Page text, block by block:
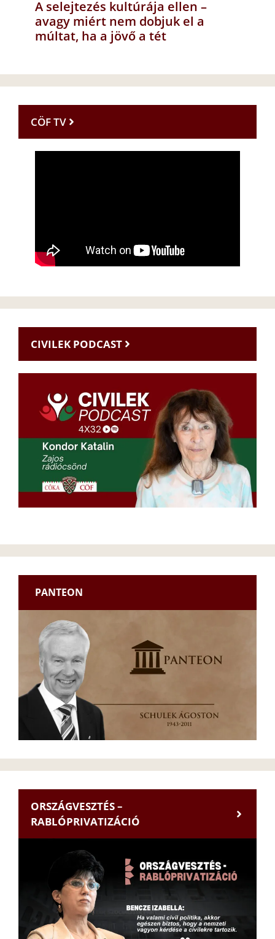
A selejtezés kultúrája ellen –
avagy miért nem dobjuk el a
múltat, ha a jövő a tét
CÖF TV
CIVILEK PODCAST
PANTEON
ORSZÁGVESZTÉS –
RABLÓPRIVATIZÁCIÓ